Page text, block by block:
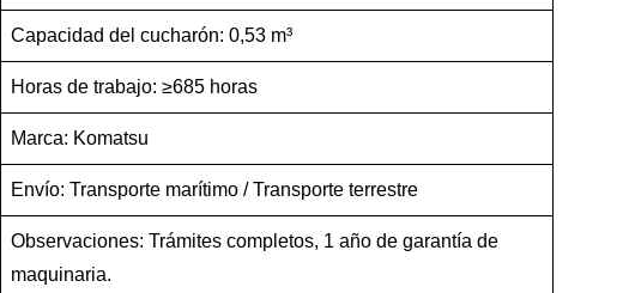
Capacidad del cucharón: 0,53 m³
Horas de trabajo: ≥685 horas
Marca: Komatsu
Envío: Transporte marítimo / Transporte terrestre
Observaciones: Trámites completos, 1 año de garantía de
maquinaria.